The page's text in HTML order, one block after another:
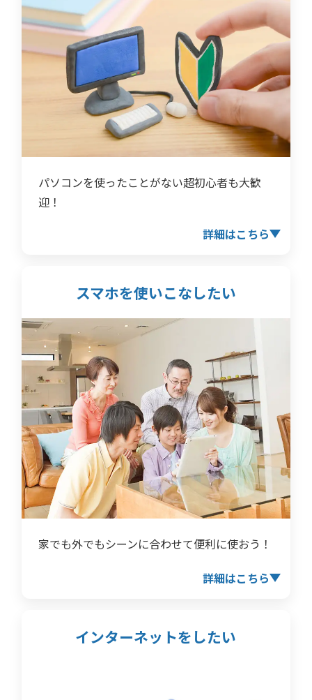
パソコンを使ったことがない超初心者も大歓
迎！
詳細はこちら
スマホを使いこなしたい
家でも外でもシーンに合わせて便利に使おう！
詳細はこちら
インターネットをしたい